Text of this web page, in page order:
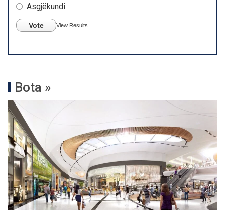
Asgjëkundi
Vote View Results
Bota »